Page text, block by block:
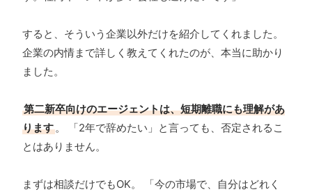
すると、そういう企業以外だけを紹介してくれました。
企業の内情まで詳しく教えてくれたのが、本当に助かり
ました。
第二新卒向けのエージェントは、短期離職にも理解があ
ります。 「2年で辞めたい」と言っても、否定されるこ
とはありません。
まずは相談だけでもOK。 「今の市場で、自分はどれく